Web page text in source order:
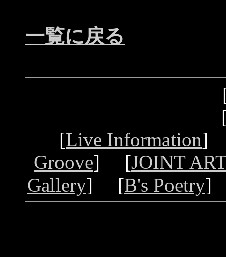
一覧に戻る
[Live Information]
Groove] [JOINT
Gallery] [B's Poetry]